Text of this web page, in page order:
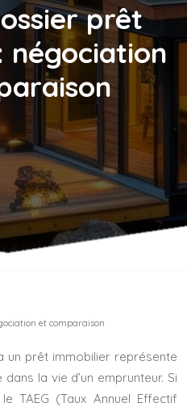
prêt
négociation
et comparaison
un prêt immobilier représente
la vie d’un emprunteur. Si
TAEG (Taux Annuel Effectif